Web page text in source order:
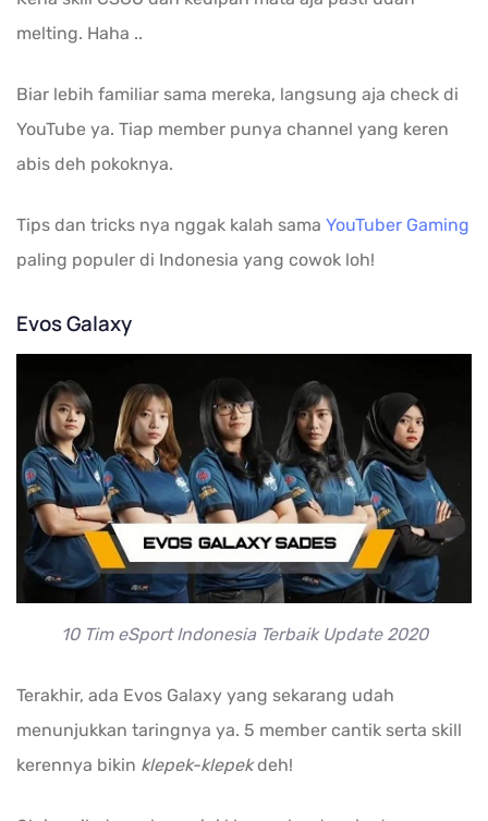
melting. Haha ..
Biar lebih familiar sama mereka, langsung aja check di
YouTube ya. Tiap member punya channel yang keren
abis deh pokoknya.
Tips dan tricks nya nggak kalah sama YouTuber Gaming
paling populer di Indonesia yang cowok loh!
Evos Galaxy
10 Tim eSport Indonesia Terbaik Update 2020
Terakhir, ada Evos Galaxy yang sekarang udah
menunjukkan taringnya ya. 5 member cantik serta skill
kerennya bikin klepek-klepekdeh!